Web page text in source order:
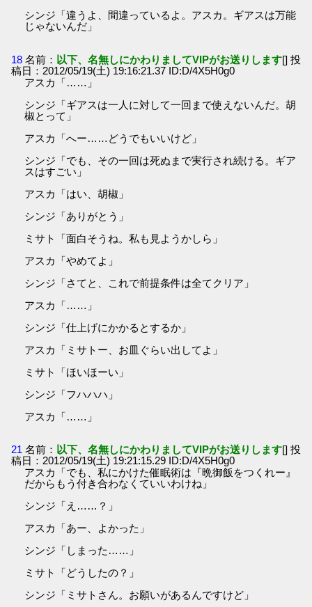
シンジ「違うよ、間違っているよ。アスカ。ギアスは万能
じゃないんだ」
18 名前： 以下、名無しにかわりましてVIPがお送りします[] 投
稿日：2012/05/19(土) 19:16:21.37 ID:D/4X5H0g0
アスカ「……」
シンジ「ギアスは一人に対して一回まで使えないんだ。胡
椒とって」
アスカ「へー……どうでもいいけど」
シンジ「でも、その一回は死ぬまで実行され続ける。ギア
スはすごい」
アスカ「はい、胡椒」
シンジ「ありがとう」
ミサト「面白そうね。私も見ようかしら」
アスカ「やめてよ」
シンジ「さてと、これで前提条件は全てクリア」
アスカ「……」
シンジ「仕上げにかかるとするか」
アスカ「ミサトー、お皿ぐらい出してよ」
ミサト「ほいほーい」
シンジ「フハハハ」
アスカ「……」
21 名前： 以下、名無しにかわりましてVIPがお送りします[] 投
稿日：2012/05/19(土) 19:21:15.29 ID:D/4X5H0g0
アスカ「でも、私にかけた催眠術は『晩御飯をつくれー』
だからもう付き合わなくていいわけね」
シンジ「え……？」
アスカ「あー、よかった」
シンジ「しまった……」
ミサト「どうしたの？」
シンジ「ミサトさん。お願いがあるんですけど」